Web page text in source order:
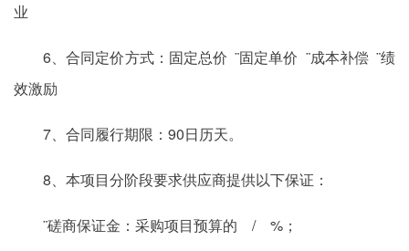
业
6、合同定价方式：固定总价 ¨固定单价 ¨成本补偿 ¨绩
效激励
7、合同履行期限：90日历天。
8、本项目分阶段要求供应商提供以下保证：
¨磋商保证金：采购项目预算的 / %；